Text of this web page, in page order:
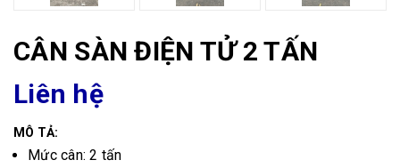
CÂN SÀN ĐIỆN TỬ 2 TẤN
Liên hệ
MÔ TẢ:
Mức cân: 2 tấn